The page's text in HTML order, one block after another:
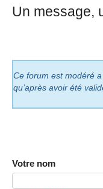
Un message,
Ce forum est modéré
qu’après avoir été
Votre nom